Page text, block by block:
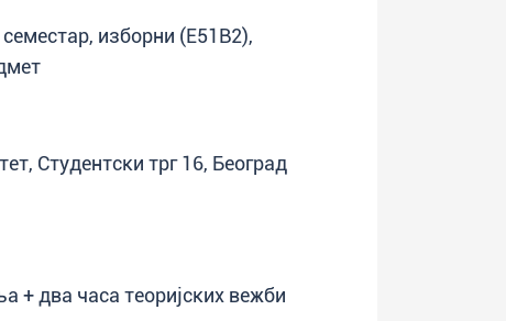
изборни (E51B2),
Студентски трг 16, Београд
+ два часа теоријских вежби